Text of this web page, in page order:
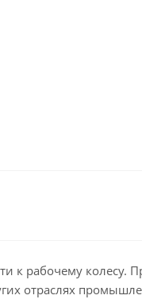
рабочему колесу.
отраслях